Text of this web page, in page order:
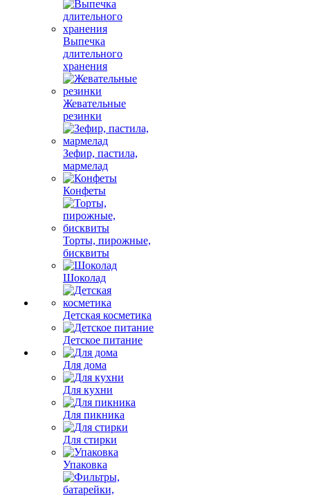
Выпечка
длительного
хранения
Жевательные
резинки
Зефир, пастила,
мармелад
Конфеты
Торты, пирожные,
бисквиты
Шоколад
Детская косметика
Детское питание
Для дома
Для кухни
Для пикника
Для стирки
Упаковка